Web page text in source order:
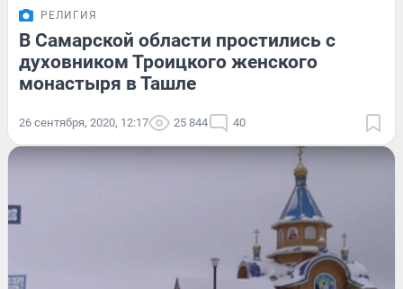
РЕЛИГИЯ
В Самарской области простились с
духовником Троицкого женского
монастыря в Ташле
26 сентября, 2020, 12:17 25 844 40